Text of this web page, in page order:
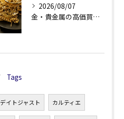
2026/08/07
金・貴金属の高価買取へ、相場差と手数料を見る
Tags
デイトジャスト カルティエ